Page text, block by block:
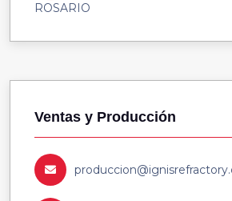
ROSARIO
Ventas y Producción